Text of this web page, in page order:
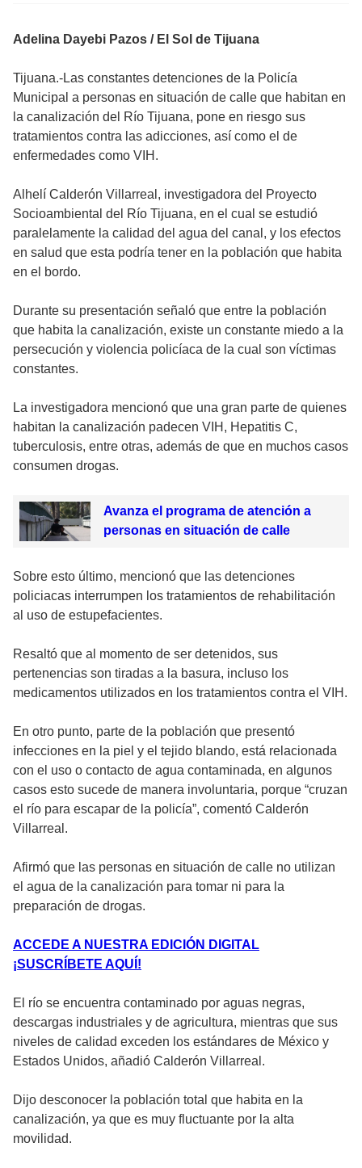
Adelina Dayebi Pazos / El Sol de Tijuana
Tijuana.-Las constantes detenciones de la Policía
Municipal a personas en situación de calle que habitan en
la canalización del Río Tijuana, pone en riesgo sus
tratamientos contra las adicciones, así como el de
enfermedades como VIH.
Alhelí Calderón Villarreal, investigadora del Proyecto
Socioambiental del Río Tijuana, en el cual se estudió
paralelamente la calidad del agua del canal, y los efectos
en salud que esta podría tener en la población que habita
en el bordo.
Durante su presentación señaló que entre la población
que habita la canalización, existe un constante miedo a la
persecución y violencia policíaca de la cual son víctimas
constantes.
La investigadora mencionó que una gran parte de quienes
habitan la canalización padecen VIH, Hepatitis C,
tuberculosis, entre otras, además de que en muchos casos
consumen drogas.
Avanza el programa de atención a
personas en situación de calle
Sobre esto último, mencionó que las detenciones
policiacas interrumpen los tratamientos de rehabilitación
al uso de estupefacientes.
Resaltó que al momento de ser detenidos, sus
pertenencias son tiradas a la basura, incluso los
medicamentos utilizados en los tratamientos contra el VIH.
En otro punto, parte de la población que presentó
infecciones en la piel y el tejido blando, está relacionada
con el uso o contacto de agua contaminada, en algunos
casos esto sucede de manera involuntaria, porque “cruzan
el río para escapar de la policía”, comentó Calderón
Villarreal.
Afirmó que las personas en situación de calle no utilizan
el agua de la canalización para tomar ni para la
preparación de drogas.
ACCEDE A NUESTRA EDICIÓN DIGITAL
¡SUSCRÍBETE AQUÍ!
El río se encuentra contaminado por aguas negras,
descargas industriales y de agricultura, mientras que sus
niveles de calidad exceden los estándares de México y
Estados Unidos, añadió Calderón Villarreal.
Dijo desconocer la población total que habita en la
canalización, ya que es muy fluctuante por la alta
movilidad.